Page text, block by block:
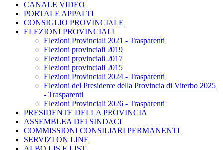
CANALE VIDEO
PORTALE APPALTI
CONSIGLIO PROVINCIALE
ELEZIONI PROVINCIALI
Elezioni Provinciali 2021 - Trasparenti
Elezioni provinciali 2019
Elezioni provinciali 2017
Elezioni provinciali 2015
Elezioni Provinciali 2024 - Trasparenti
Elezioni del Presidente della Provincia di Viterbo 2025
- Trasparenti
Elezioni Provinciali 2026 - Trasparenti
PRESIDENTE DELLA PROVINCIA
ASSEMBLEA DEI SINDACI
COMMISSIONI CONSILIARI PERMANENTI
SERVIZI ON LINE